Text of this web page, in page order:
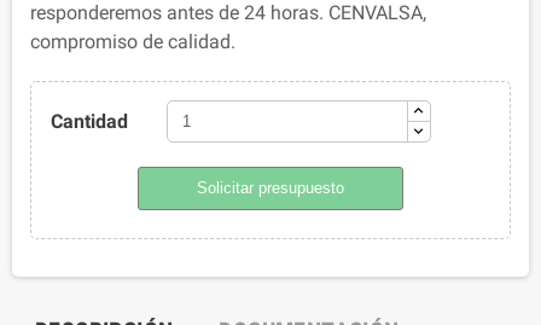
responderemos antes de 24 horas. CENVALSA,
compromiso de calidad.
Cantidad
Solicitar presupuesto